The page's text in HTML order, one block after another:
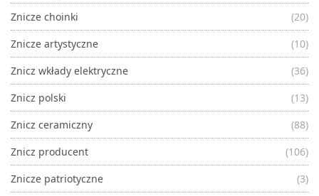
Znicze choinki
(20)
Znicze artystyczne
(10)
Znicz wkłady elektryczne
(36)
Znicz polski
(13)
Znicz ceramiczny
(88)
Znicz producent
(106)
Znicze patriotyczne
(3)